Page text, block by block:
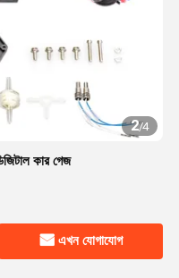
2/4
কার গেজ
এখন যোগাযোগ